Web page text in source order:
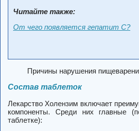
Читайте также:
От чего появляется гепатит С?
Причины нарушения
Состав таблеток
Лекарство Холензим включает
компоненты. Среди них главные
таблетке):